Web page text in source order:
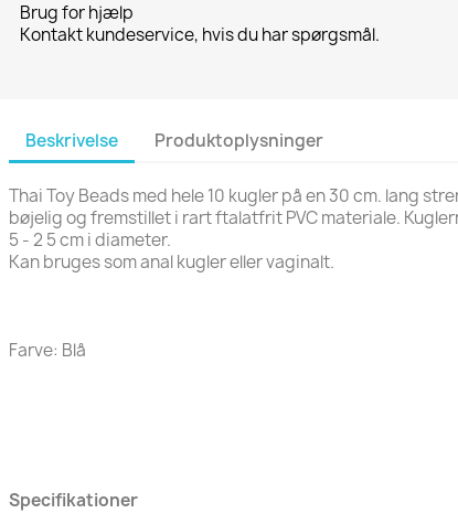
Brug for hjælp
Kontakt kundeservice, hvis du har spørgsmål.
Beskrivelse Produktoplysninger
Thai Toy Beads med hele 10 kugler på en 30 cm. lang
bøjelig og fremstillet i rart ftalatfrit PVC materiale.
5 - 2 5 cm i diameter.
Kan bruges som anal kugler eller vaginalt.
Farve: Blå
Specifikationer